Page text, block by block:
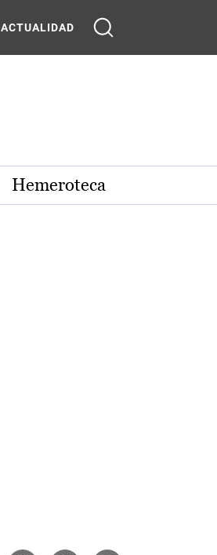
ACTUALIDAD
Hemeroteca